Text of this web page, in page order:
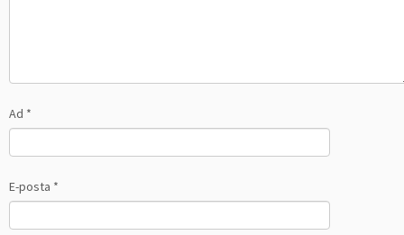
Ad *
E-posta *